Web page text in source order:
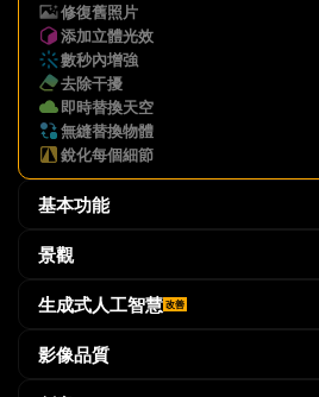
修復舊照片
添加立體光效
數秒內增強
去除干擾
即時替換天空
無縫替換物體
銳化每個細節
基本功能
景觀
生成式人工智慧 改善
影像品質